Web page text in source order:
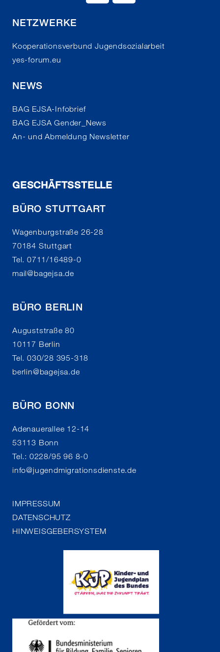
NETZWERKE
Kooperationsverbund Jugendsozialarbeit
yes-forum.eu
NEWS
BAG EJSA-Infobrief
BAG EJSA Gender_News
An- und Abmeldung Newsletter
GESCHÄFTSSTELLE
BÜRO STUTTGART
Wagenburgstraße 26-28
70184 Stuttgart
Tel. 0711/16489-0
mail@bagejsa.de
BÜRO BERLIN
Auguststraße 80
10117 Berlin
Tel. 030/28 395-318
berlin@bagejsa.de
BÜRO BONN
Adenauerallee 12-14
53113 Bonn
Tel.: 0228/95 96 8-0
info@jugendmigrationsdienste.de
IMPRESSUM
DATENSCHUTZ
HINWEISGEBERSYSTEM